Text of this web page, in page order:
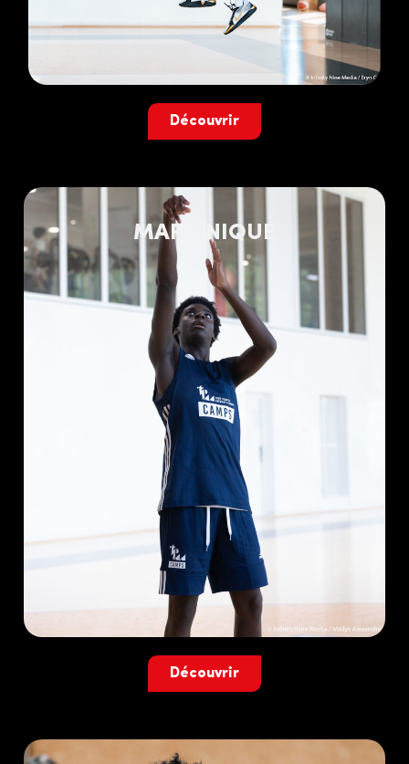
Découvrir
MARTINIQUE
Découvrir